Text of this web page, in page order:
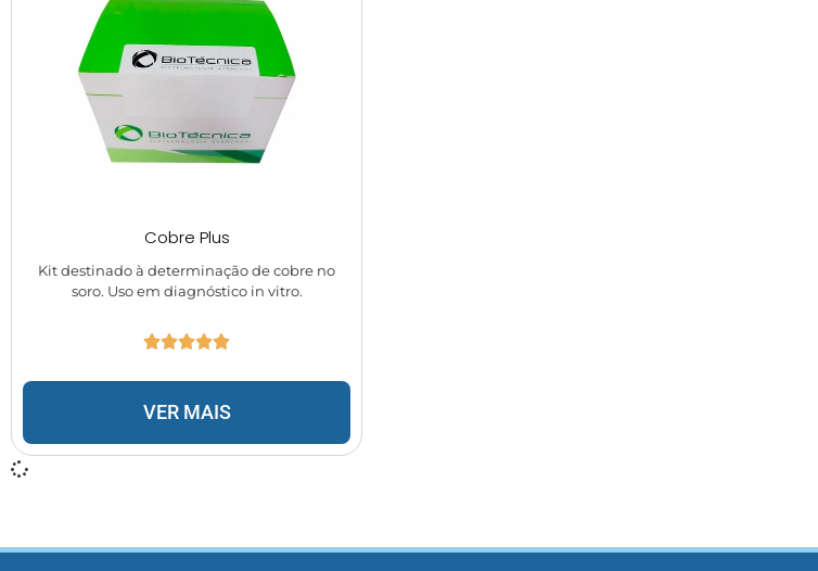
Cobre Plus
Kit destinado à determinação de cobre no
soro. Uso em diagnóstico in vitro.
VER MAIS